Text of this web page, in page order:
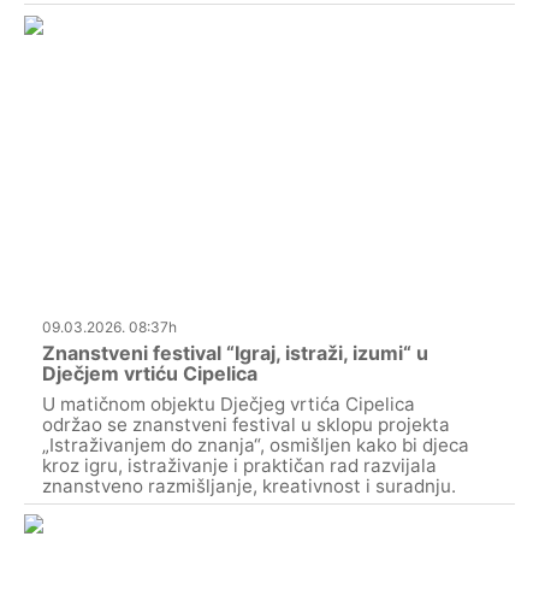
09.03.2026. 08:37h
Znanstveni festival “Igraj, istraži, izumi“ u
Dječjem vrtiću Cipelica
U matičnom objektu Dječjeg vrtića Cipelica
održao se znanstveni festival u sklopu projekta
„Istraživanjem do znanja“, osmišljen kako bi djeca
kroz igru, istraživanje i praktičan rad razvijala
znanstveno razmišljanje, kreativnost i suradnju.